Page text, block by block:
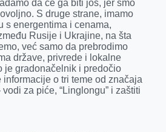
da će ga biti još, jer smo
S druge strane, imamo
s energentima i cenama,
Rusije i Ukrajine, na šta
već samo da prebrodimo
države, privrede i lokalne
je gradonačelnik i predočio
o tri teme od značaja
za piće, “Linglongu” i zaštiti